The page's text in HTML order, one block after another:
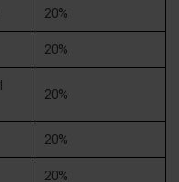
20%
20%
20%
20%
20%